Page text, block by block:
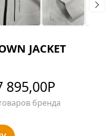
JACKET
895,00Р
бренда